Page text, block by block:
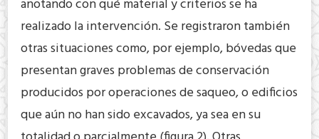
anotando con qué material y criterios se ha
realizado la intervención. Se registraron también
otras situaciones como, por ejemplo, bóvedas que
presentan graves problemas de conservación
producidos por operaciones de saqueo, o edificios
que aún no han sido excavados, ya sea en su